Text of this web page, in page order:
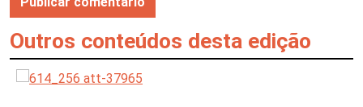
Outros conteúdos desta edição